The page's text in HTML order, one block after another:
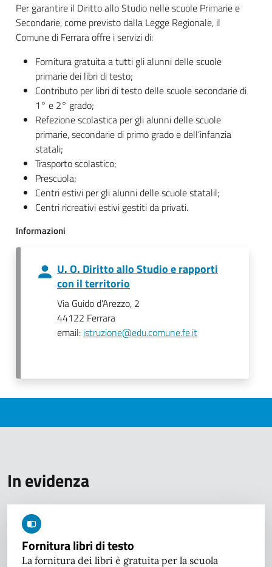
Per garantire il Diritto allo Studio nelle scuole Primarie e
Secondarie, come previsto dalla Legge Regionale, il
Comune di Ferrara offre i servizi di:
Fornitura gratuita a tutti gli alunni delle scuole
primarie dei libri di testo;
Contributo per libri di testo delle scuole secondarie di
1° e 2° grado;
Refezione scolastica per gli alunni delle scuole
primarie, secondarie di primo grado e dell’infanzia
statali;
Trasporto scolastico;
Prescuola;
Centri estivi per gli alunni delle scuole statalil;
Centri ricreativi estivi gestiti da privati.
Informazioni
U. O. Diritto allo Studio e rapporti
con il territorio
Via Guido d'Arezzo, 2
44122 Ferrara
email: istruzione@edu.comune.fe.it
In evidenza
Fornitura libri di testo
La fornitura dei libri è gratuita per la scuola